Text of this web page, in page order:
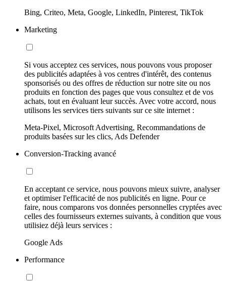
Bing, Criteo, Meta, Google, LinkedIn, Pinterest, TikTok
Marketing
Si vous acceptez ces services, nous pouvons vous proposer
des publicités adaptées à vos centres d'intérêt, des contenus
sponsorisés ou des offres de réduction sur notre site ou nos
produits en fonction des pages que vous consultez et de vos
achats, tout en évaluant leur succès. Avec votre accord, nous
utilisons les services tiers suivants sur ce site internet :
Meta-Pixel, Microsoft Advertising, Recommandations de
produits basées sur les clics, Ads Defender
Conversion-Tracking avancé
En acceptant ce service, nous pouvons mieux suivre, analyser
et optimiser l'efficacité de nos publicités en ligne. Pour ce
faire, nous comparons vos données personnelles cryptées avec
celles des fournisseurs externes suivants, à condition que vous
utilisiez déjà leurs services :
Google Ads
Performance